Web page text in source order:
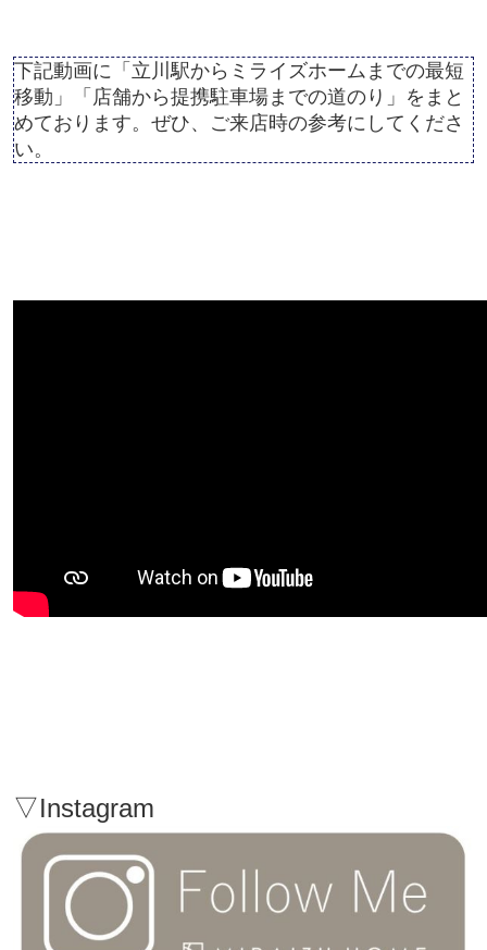
下記動画に「立川駅からミライズホームまでの最短
移動」「店舗から提携駐車場までの道のり」をまと
めております。ぜひ、ご来店時の参考にしてくださ
い。
▽Instagram